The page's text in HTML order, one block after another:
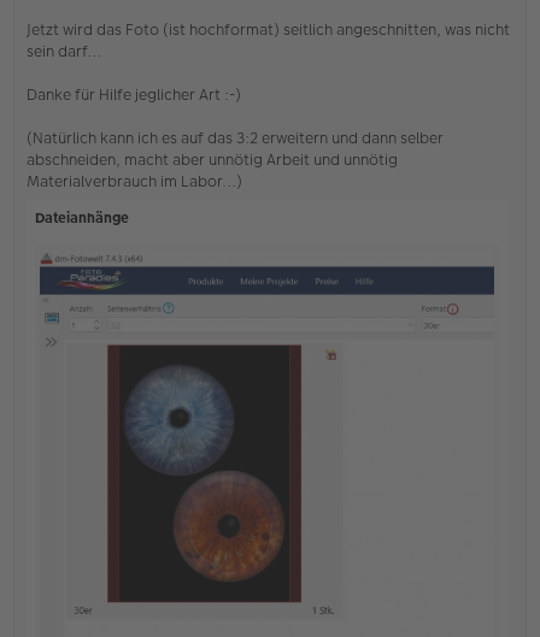
e
t
a
Jetzt wird das Foto (ist hochformat) seitlich angeschnitten, was nicht
sein darf...
Danke für Hilfe jeglicher Art :-)
(Natürlich kann ich es auf das 3:2 erweitern und dann selber
abschneiden, macht aber unnötig Arbeit und unnötig
Materialverbrauch im Labor...)
Dateianhänge